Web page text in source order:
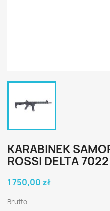
KARABINEK
ROSSI DELTA
1 750,00 zł
Brutto